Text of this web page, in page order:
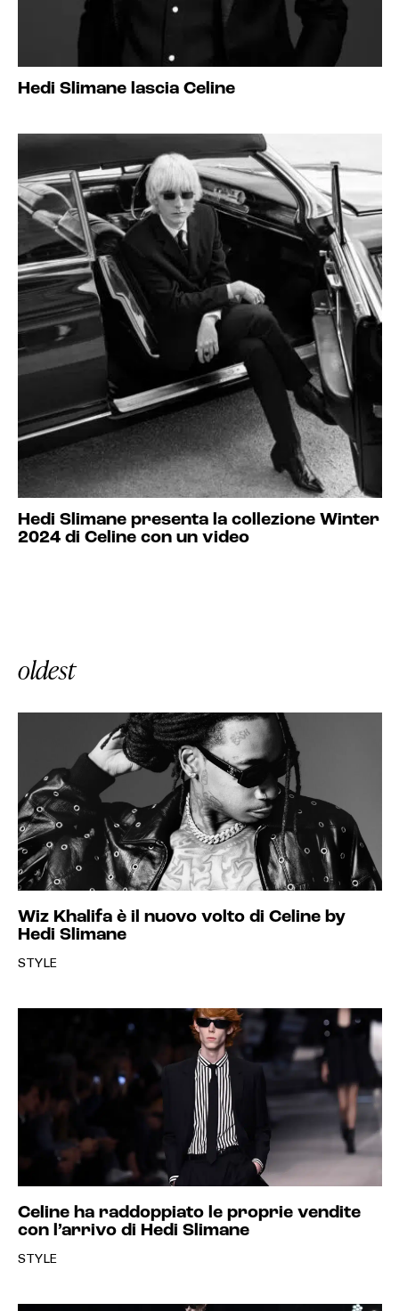
Hedi Slimane lascia Celine
Hedi Slimane presenta la collezione Winter
2024 di Celine con un video
oldest
Wiz Khalifa è il nuovo volto di Celine by
Hedi Slimane
STYLE
Celine ha raddoppiato le proprie vendite
con l’arrivo di Hedi Slimane
STYLE